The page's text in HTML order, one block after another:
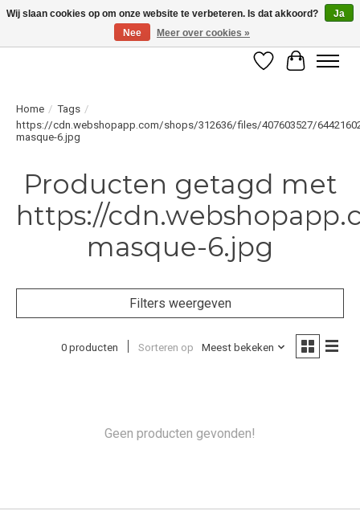
LET OP! ALLEEN BESCHIKBAAR VOOR GEVERIFIEERDE PROFESSIONALS
Verlanglijst
Home / Tags /
https://cdn.webshopapp.com/shops/312636/files/407603527/
masque-6.jpg
Producten getagd met
https://
masque-6.jpg
Filters weergeven
0 producten Sorteren op Meest bekeken
Geen producten gevonden!
Wij slaan cookies op om onze website te verbeteren. Is dat akkoord?
Ja
Nee
Meer over cookies »